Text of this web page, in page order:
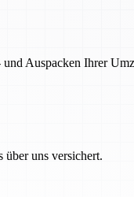
Auspacken Ihrer
über uns versichert.